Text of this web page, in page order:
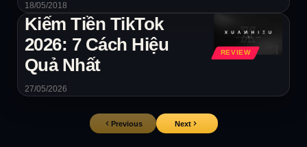
18/05/2018
REVIEW
Kiếm Tiền TikTok
2026: 7 Cách Hiệu
Quả Nhất
27/05/2026
Previous Next